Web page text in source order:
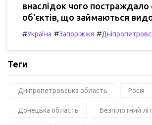
внаслідок чого постраждало
об'єктів, що займаються
#Україна #Запоріжжя #
Теги
Дніпропетровська область Росія
Донецька область Безпілотний